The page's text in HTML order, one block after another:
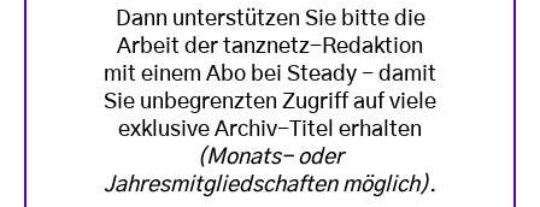
Dann unterstützen Sie bitte die
Arbeit der tanznetz-Redaktion
mit einem Abo bei Steady - damit
Sie unbegrenzten Zugriff auf viele
exklusive Archiv-Titel erhalten
(Monats- oder
Jahresmitgliedschaften möglich).